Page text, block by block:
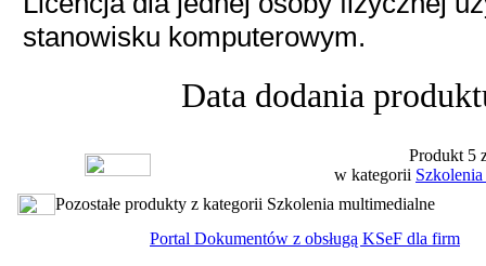
stanowisku komputerowym.
Data dodania
Produkt 5
w kategorii
Pozostałe produkty z kategorii Szkolenia multimedialne
Portal Dokumentów z obsługą KSeF dla firm